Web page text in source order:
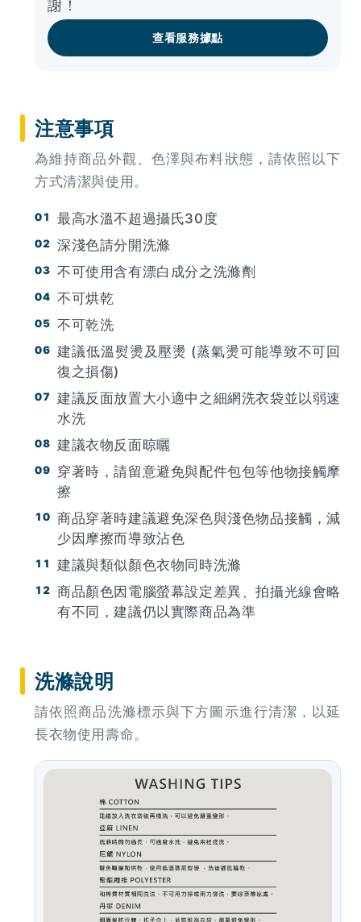
謝！
查看服務據點
注意事項
為維持商品外觀、色澤與布料狀態，請依照以下
方式清潔與使用。
最高水溫不超過攝氏30度
深淺色請分開洗滌
不可使用含有漂白成分之洗滌劑
不可烘乾
不可乾洗
建議低溫熨燙及壓燙 (蒸氣燙可能導致不可回
復之損傷)
建議反面放置大小適中之細網洗衣袋並以弱速
水洗
建議衣物反面晾曬
穿著時，請留意避免與配件包包等他物接觸摩
擦
商品穿著時建議避免深色與淺色物品接觸，減
少因摩擦而導致沾色
建議與類似顏色衣物同時洗滌
商品顏色因電腦螢幕設定差異、拍攝光線會略
有不同，建議仍以實際商品為準
洗滌說明
請依照商品洗滌標示與下方圖示進行清潔，以延
長衣物使用壽命。